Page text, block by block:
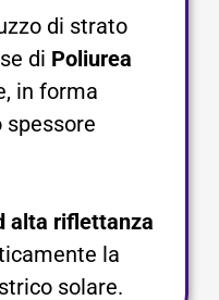
di strato
di Poliurea
in forma
spessore
alta riflettanza
la
solare.​